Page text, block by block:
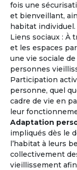
fois une
et bienveillant,
habitat individuel.
Liens sociaux : À
et les espaces
une vie sociale
personnes
Participation
personne, quel
cadre de vie en
leur
Adaptation
impliqués dès le
l’habitat à leurs
collectivement
vieillissement
Journées
Rencontrez
âgées de
projet
retraite à
et les
d'habitat,
écologique,